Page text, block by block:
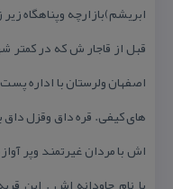
ابریشم)بازارچه وپناهگاه
قبل از قاجار ش كه در كمتر
اصفهان ولرستان با اداره
اش با مردان غیرتمند وپر